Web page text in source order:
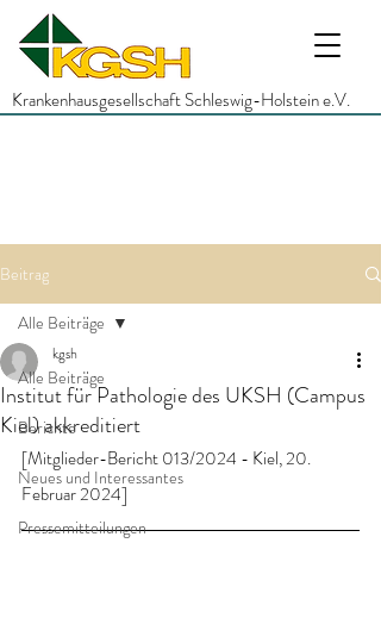
Krankenhausgesellschaft Schleswig-Holstein e.V.
Beitrag
Alle Beiträge
Berichte
Neues und Interessantes
Pressemitteilungen
Alle Beiträge
Institut für Pathologie des UKSH (Campus
Kiel) akkreditiert
kgsh
[Mitglieder-Bericht 013/2024 - Kiel, 20.
Februar 2024]